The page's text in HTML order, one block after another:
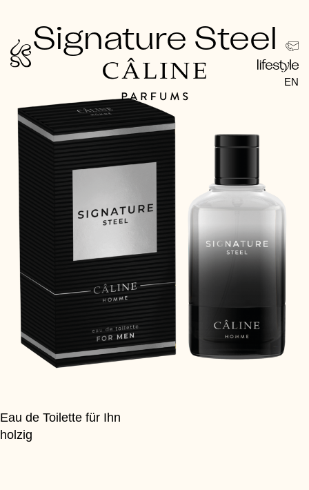
Inhalt
springen
EN
Signature Steel
Eau de Toilette für Ihn
holzig